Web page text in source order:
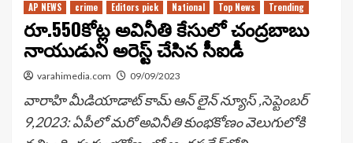
AP NEWS crime Editors pick National Top News Trending
రూ.550కోట్ల అవినీతి కేసులో చంద్రబాబు
నాయుడుని అరెస్ట్ చేసిన సీఐడీ
varahimedia.com 09/09/2023
వారాహి మీడియాడాట్ కామ్ ఆన్ లైన్ న్యూస్ ,సెప్టెంబర్
9,2023: ఏపీలో మరో అవినీతి కుంభకోణం వెలుగులోకి